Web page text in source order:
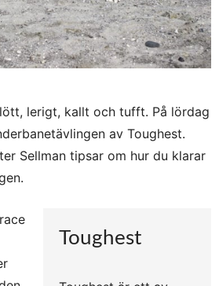
lerigt, kallt och tufft. På lördag
av Toughest.
Sellman tipsar om hur du klarar
Toughest